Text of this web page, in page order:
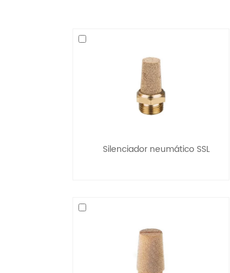
Silenciador neumático SSL